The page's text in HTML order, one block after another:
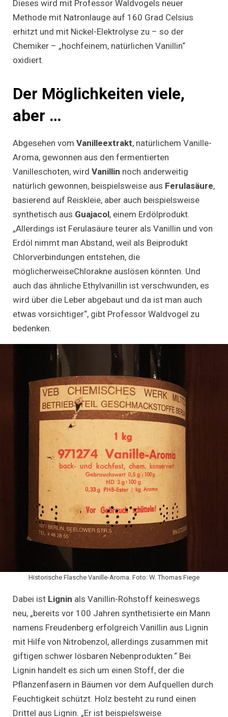
Dieses wird mit Professor Waldvogels neuer
Methode mit Natronlauge auf 160 Grad Celsius
erhitzt und mit Nickel-Elektrolyse zu – so der
Chemiker – „hochfeinem, natürlichen Vanillin“
oxidiert.
Der Möglichkeiten viele,
aber …
Abgesehen vom Vanilleextrakt, natürlichem Vanille-
Aroma, gewonnen aus den fermentierten
Vanilleschoten, wird Vanillin noch anderweitig
natürlich gewonnen, beispielsweise aus Ferulasäure,
basierend auf Reiskleie, aber auch beispielsweise
synthetisch aus Guajacol, einem Erdölprodukt.
„Allerdings ist Ferulasäure teurer als Vanillin und von
Erdöl nimmt man Abstand, weil als Beiprodukt
Chlorverbindungen entstehen, die
möglicherweiseChlorakne auslösen könnten. Und
auch das ähnliche Ethylvanillin ist verschwunden, es
wird über die Leber abgebaut und da ist man auch
etwas vorsichtiger“, gibt Professor Waldvogel zu
bedenken.
Historische Flasche Vanille-Aroma. Foto: W. Thomas Fiege
Dabei ist Lignin als Vanillin-Rohstoff keineswegs
neu, „bereits vor 100 Jahren synthetisierte ein Mann
namens Freudenberg erfolgreich Vanillin aus Lignin
mit Hilfe von Nitrobenzol, allerdings zusammen mit
giftigen schwer lösbaren Nebenprodukten.“ Bei
Lignin handelt es sich um einen Stoff, der die
Pflanzenfasern in Bäumen vor dem Aufquellen durch
Feuchtigkeit schützt. Holz besteht zu rund einen
Drittel aus Lignin. „Er ist beispielsweise